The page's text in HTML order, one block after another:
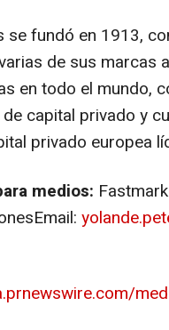
se fundó en 1913,
de sus marcas
en todo el mundo,
capital privado y
privado europea
medios: